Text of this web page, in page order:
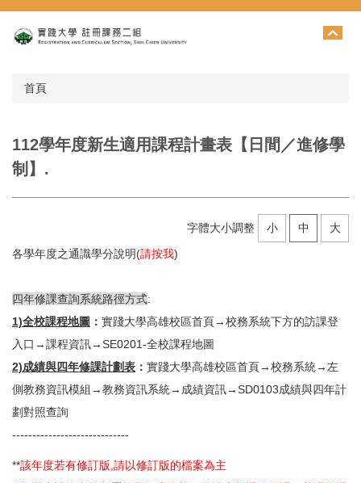
跳
到
主
首頁
112學年度新生適用課程計畫表【日間／進修學
制】.
字體大小調整 小 中
大
各學年度之通識學分說明(請按我)
四年修課查詢系統路徑方式:
1)全校課程地圖 ： 實踐大學高雄校區首頁→校務系統下方的訪課登
入口→課程資訊→SE0201-全校課程地圖
2)成績與四年修課計劃表 ： 實踐大學高雄校區首頁→校務系統→左
側教務資訊模組→教務資訊系統→成績資訊→SD0103成績與四年計
劃對照查詢
-----------------------------
**該年度若有修訂版,請以修訂版的檔案為主